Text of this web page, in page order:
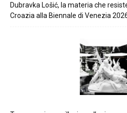
Dubravka Lošić, la materia che
Croazia alla Biennale di Venezia